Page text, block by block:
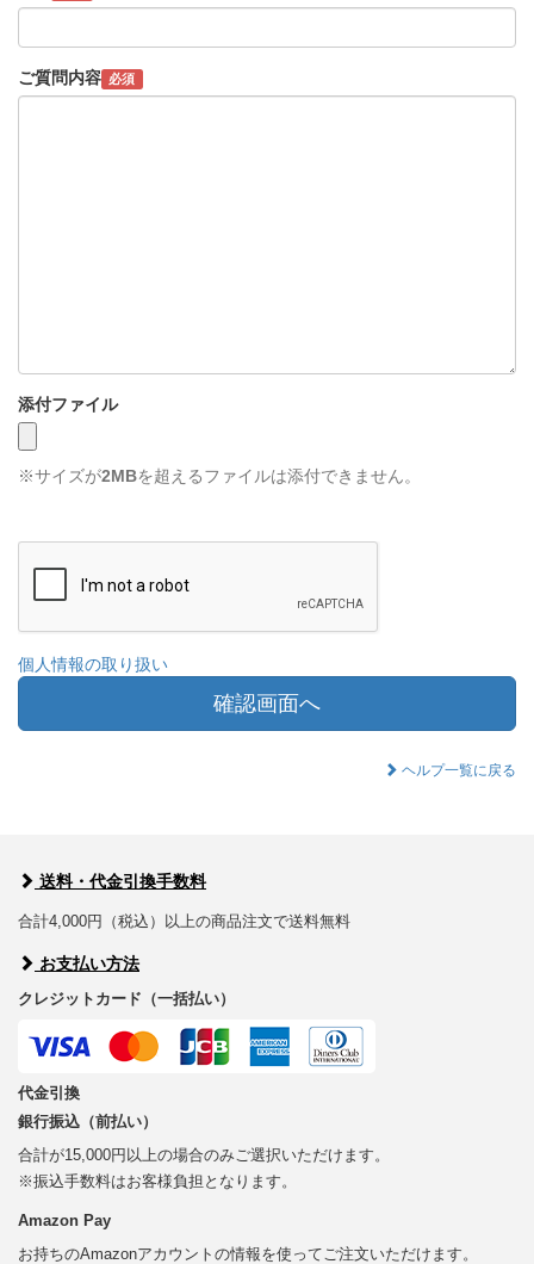
ご質問内容 必須
添付ファイル
※サイズが2MBを超えるファイルは添付できません。
個人情報の取り扱い
確認画面へ
ヘルプ一覧に戻る
送料・代金引換手数料
合計4,000円（税込）以上の商品注文で送料無料
お支払い方法
クレジットカード（一括払い）
代金引換
銀行振込（前払い）
合計が15,000円以上の場合のみご選択いただけます。
※振込手数料はお客様負担となります。
Amazon Pay
お持ちのAmazonアカウントの情報を使ってご注文いただけます。